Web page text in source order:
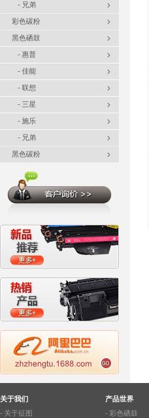
- 兄弟
彩色碳粉
黑色硒鼓
- 惠普
- 佳能
- 联想
- 三星
- 施乐
- 兄弟
黑色碳粉
关于我们
- 关于征图
产品世界
- 彩色硒鼓